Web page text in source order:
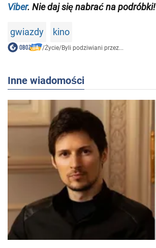
Viber. Nie daj się nabrać na podróbki!
gwiazdy kino
/Życie/Byli podziwiani przez...
Inne wiadomości